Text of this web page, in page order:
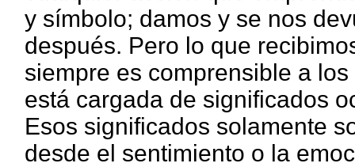
y símbolo; damos y se nos
después. Pero lo que
siempre es comprensible a
está cargada de significados
Esos significados solamente
desde el sentimiento o la